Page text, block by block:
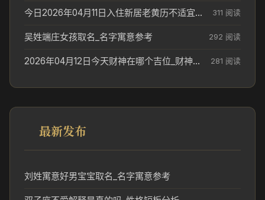
今日2026年04月11日入住新居老黄历不适宜吗_搬家择日参考 311 阅读
吴姓端庄女孩取名_名字寓意参考 292 阅读
2026年04月12日今天财神在哪个吉位_财神方位参考 281 阅读
最新发布
刘姓寓意好男宝宝取名_名字寓意参考